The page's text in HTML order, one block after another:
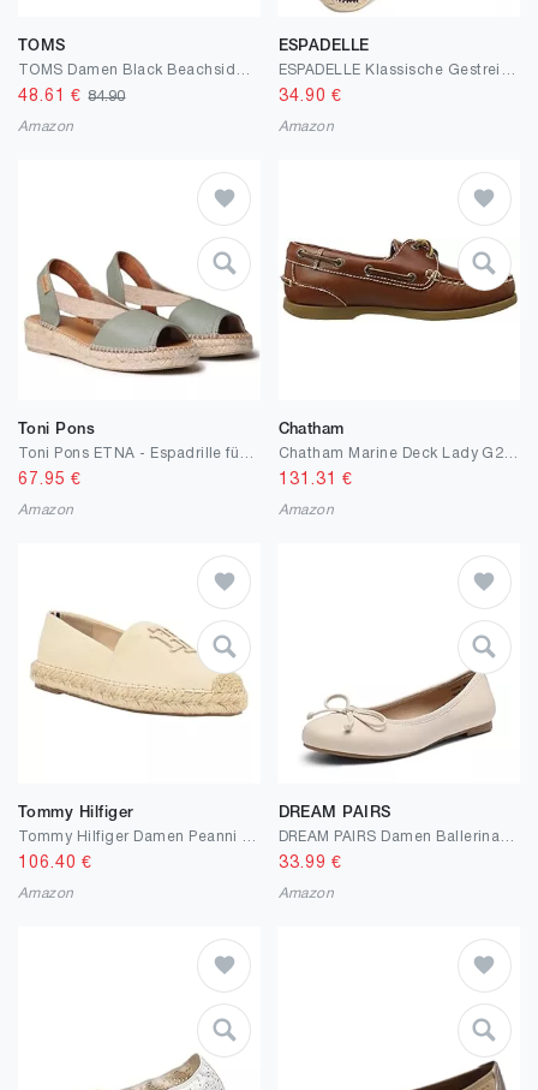
TOMS
48.61 €84.90
Amazon
ESPADELLE
34.90 €
Amazon
Toni Pons
67.95 €
Amazon
Chatham
131.31 €
Amazon
Tommy Hilfiger
106.40 €
Amazon
DREAM PAIRS
33.99 €
Amazon